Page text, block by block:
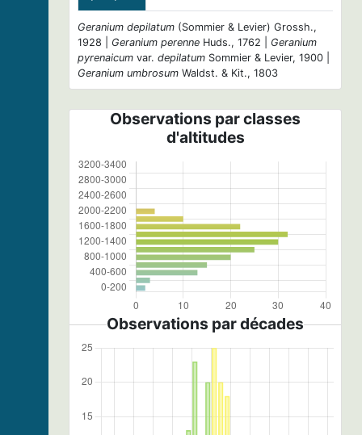
Geranium depilatum (Sommier & Levier) Grossh.,
1928 | Geranium perenne Huds., 1762 | Geranium
pyrenaicum var. depilatum Sommier & Levier, 1900 |
Geranium umbrosum Waldst. & Kit., 1803
Observations par classes
d'altitudes
Observations par décades